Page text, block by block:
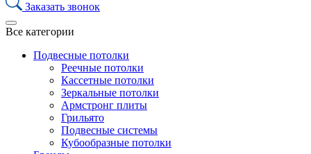
Заказать звонок
Все категории
Подвесные потолки
Реечные потолки
Кассетные потолки
Зеркальные потолки
Армстронг плиты
Грильято
Подвесные системы
Кубообразные потолки